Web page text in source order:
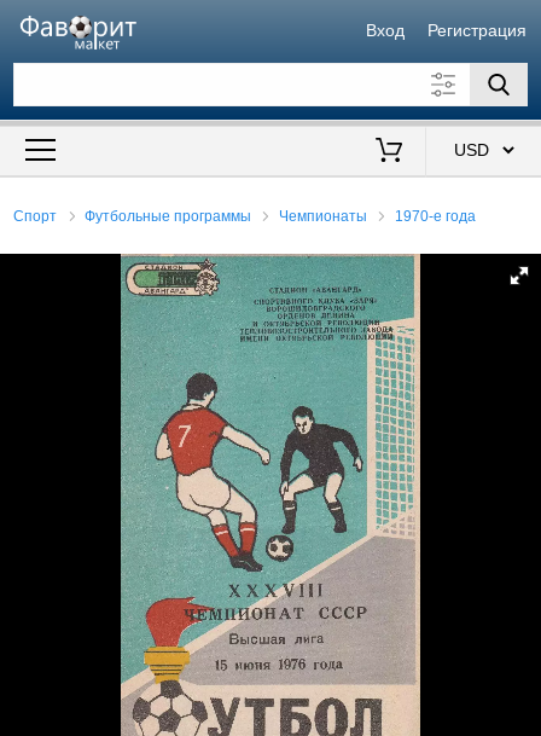
Вход Регистрация
Искать также в описании
Спорт Футбольные программы Чемпионаты 1970-е года